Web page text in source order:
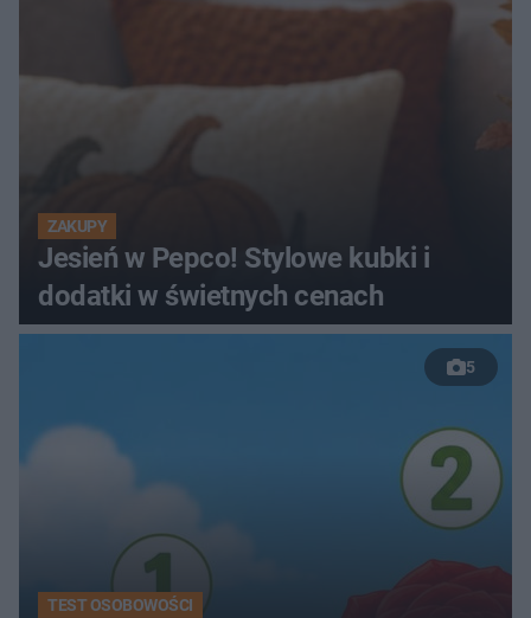
ZAKUPY
Jesień w Pepco! Stylowe kubki i
dodatki w świetnych cenach
5
TEST OSOBOWOŚCI